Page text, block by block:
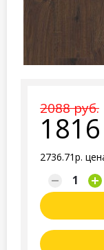
2088 руб.
1816
2736.71р.